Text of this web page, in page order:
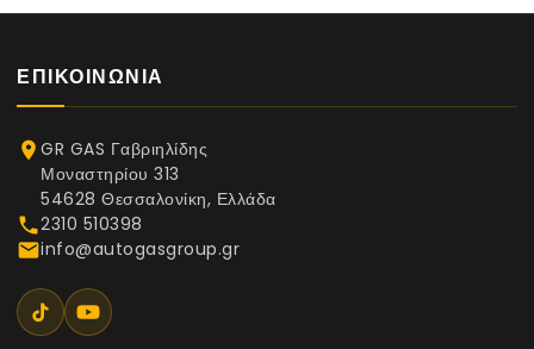
ΕΠΙΚΟΙΝΩΝΊΑ
place GR GAS Γαβριηλίδης
Μοναστηρίου 313
54628 Θεσσαλονίκη, Ελλάδα
phone2310 510398
emailinfo@autogasgroup.gr